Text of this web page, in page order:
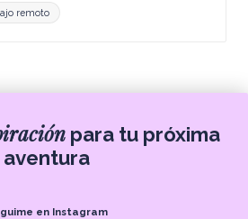
remoto
para tu próxima
aventura
en Instagram